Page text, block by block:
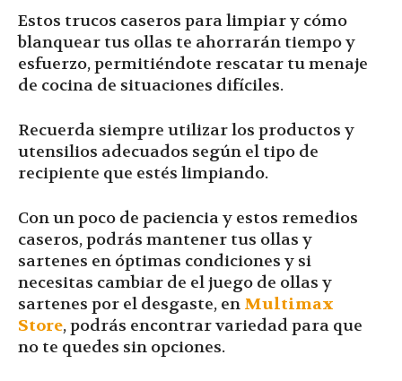
Estos trucos caseros para limpiar y cómo
blanquear tus ollas te ahorrarán tiempo y
esfuerzo, permitiéndote rescatar tu menaje
de cocina de situaciones difíciles.
Recuerda siempre utilizar los productos y
utensilios adecuados según el tipo de
recipiente que estés limpiando.
Con un poco de paciencia y estos remedios
caseros, podrás mantener tus ollas y
sartenes en óptimas condiciones y si
necesitas cambiar de el juego de ollas y
sartenes por el desgaste, en Multimax
Store, podrás encontrar variedad para que
no te quedes sin opciones.